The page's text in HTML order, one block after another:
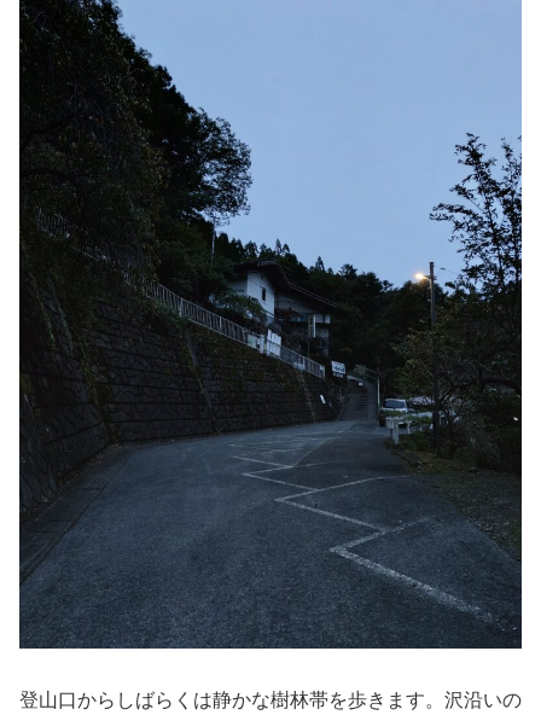
登山口からしばらくは静かな樹林帯を歩きます。沢沿いの